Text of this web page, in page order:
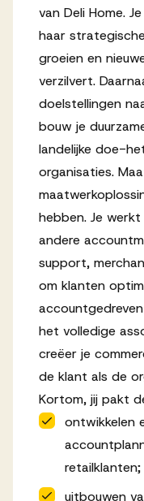
Aanmelden
Werken bij AV
Voor kandidaten
van Deli Home.
haar
groeien en
verzilvert.
doelstellingen
bouw je
landelijke doe-
organisaties.
hebben. Je
andere
support,
om klanten
het volledige
creëer je
de klant als de
Kortom, jij pakt
ontwikkelen
retailklanten;
uitbouwen